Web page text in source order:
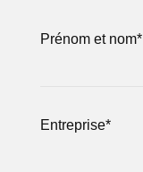
Prénom et nom*
Entreprise*